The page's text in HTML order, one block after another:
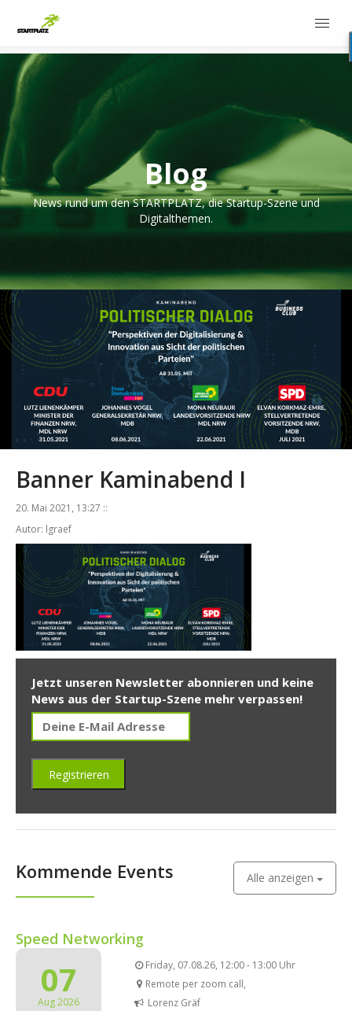
Blog
News rund um den STARTPLATZ, die Startup-Szene und
Digitalthemen.
Banner Kaminabend I
20. Mai 2021, 13:27 ::
Autor: lgraef
Jetzt unseren Newsletter abonnieren und keine
News aus der Startup-Szene mehr verpassen!
Kommende Events Alle anzeigen
Speed Networking
07
Aug 2026
Friday, 07.08.26, 12:00 - 13:00 Uhr
Remote per zoom call,
Lorenz Gräf